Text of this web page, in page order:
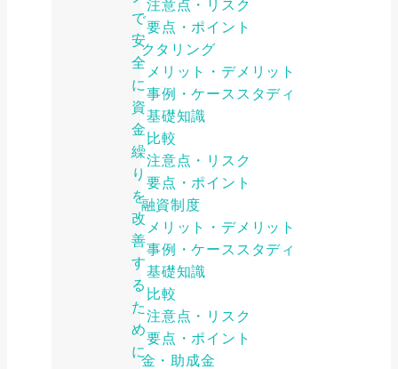
で
安
全
に
資
金
繰
り
を
改
善
す
る
た
め
に
注意点・リスク
要点・ポイント
ファクタリング
メリット・デメリット
事例・ケーススタディ
基礎知識
比較
注意点・リスク
要点・ポイント
公的融資制度
メリット・デメリット
事例・ケーススタディ
基礎知識
比較
注意点・リスク
要点・ポイント
補助金・助成金